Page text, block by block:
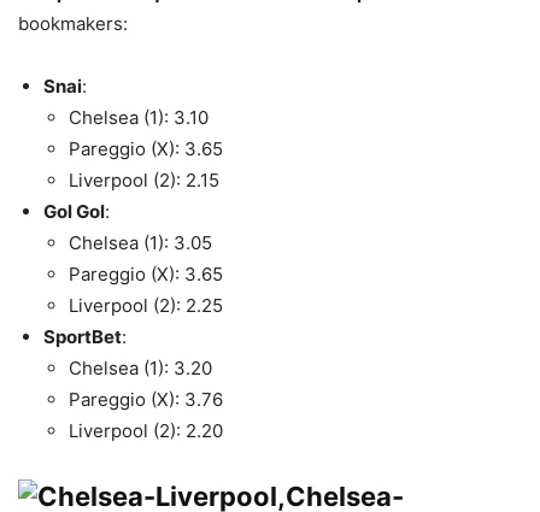
bookmakers:
Snai:
Chelsea (1): 3.10
Pareggio (X): 3.65
Liverpool (2): 2.15
Gol Gol:
Chelsea (1): 3.05
Pareggio (X): 3.65
Liverpool (2): 2.25
SportBet:
Chelsea (1): 3.20
Pareggio (X): 3.76
Liverpool (2): 2.20